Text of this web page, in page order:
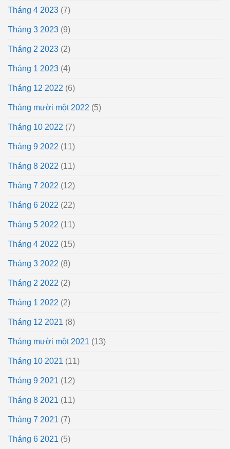
Tháng 4 2023 (7)
Tháng 3 2023 (9)
Tháng 2 2023 (2)
Tháng 1 2023 (4)
Tháng 12 2022 (6)
Tháng mười một 2022 (5)
Tháng 10 2022 (7)
Tháng 9 2022 (11)
Tháng 8 2022 (11)
Tháng 7 2022 (12)
Tháng 6 2022 (22)
Tháng 5 2022 (11)
Tháng 4 2022 (15)
Tháng 3 2022 (8)
Tháng 2 2022 (2)
Tháng 1 2022 (2)
Tháng 12 2021 (8)
Tháng mười một 2021 (13)
Tháng 10 2021 (11)
Tháng 9 2021 (12)
Tháng 8 2021 (11)
Tháng 7 2021 (7)
Tháng 6 2021 (5)